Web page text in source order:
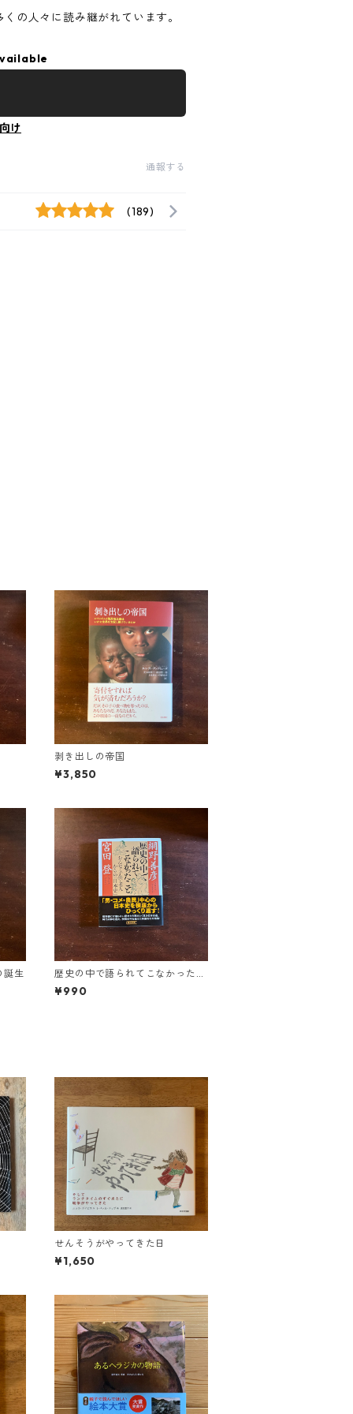
の人々に読み継がれています。
け
通報する
(189)
剥き出しの帝国
¥3,850
誕生
歴史の中で語られてこなかったこ
と
¥990
せんそうがやってきた日
¥1,650